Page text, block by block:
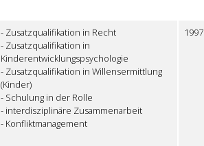
- Zusatzqualifikation in Recht
- Zusatzqualifikation in
Kinderentwicklungspsychologie
- Zusatzqualifikation in Willensermittlung
(Kinder)
- Schulung in der Rolle
- interdisziplinäre Zusammenarbeit
- Konfliktmanagement
1997